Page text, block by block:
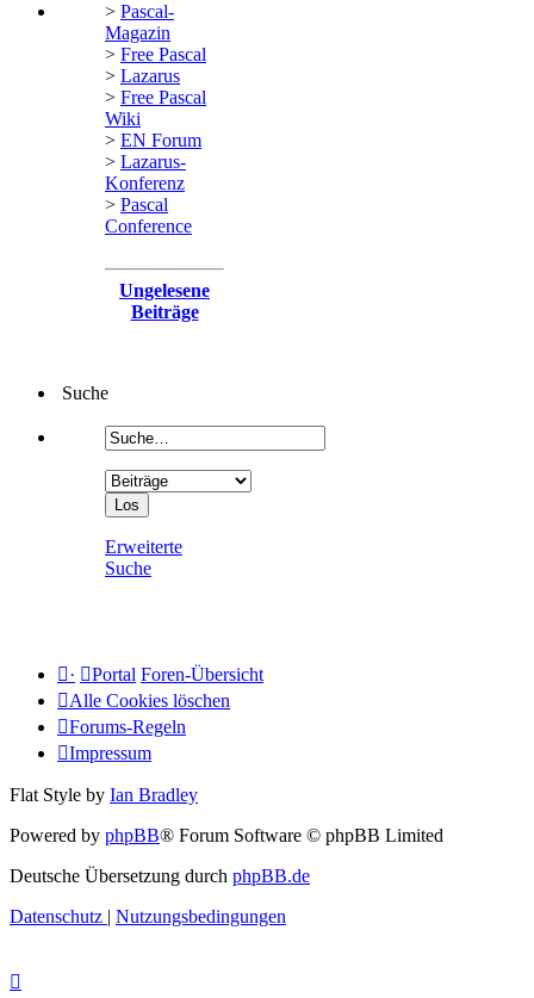
> Pascal-
Magazin
> Free Pascal
> Lazarus
> Free Pascal
Wiki
> EN Forum
> Lazarus-
Konferenz
> Pascal
Conference
Ungelesene
Beiträge
Suche
Erweiterte
Suche
· Portal Foren-Übersicht
Alle Cookies löschen
Forums-Regeln
Impressum
Flat Style by Ian Bradley
Powered by phpBB® Forum Software © phpBB Limited
Deutsche Übersetzung durch phpBB.de
Datenschutz | Nutzungsbedingungen